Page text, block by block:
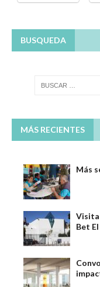
BUSQUEDA
MÁS RECIENTES
Más
Visita
Bet